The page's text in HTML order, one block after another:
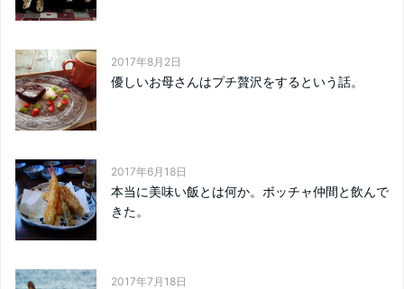
2017年8月2日
優しいお母さんはプチ贅沢をするという話。
2017年6月18日
本当に美味い飯とは何か。ボッチャ仲間と飲んで
きた。
2017年7月18日